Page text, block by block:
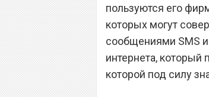
пользуются его
которых могут
сообщениями SMS
интернета, который
которой под силу